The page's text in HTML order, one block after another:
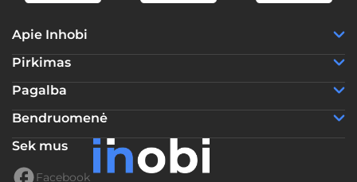
Apie Inhobi
Pirkimas
Pagalba
Bendruomenė
Sek mus
Facebook